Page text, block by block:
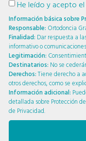
He leído y acepto el
Información básica sobre
Responsable: Ortodoncia
Finalidad: Dar respuesta a
informativo o
Legitimación:
Destinatarios: No se
Derechos:Tiene derecho a
otros derechos, como se
Información adicional:
detallada sobre Protección
de Privacidad.